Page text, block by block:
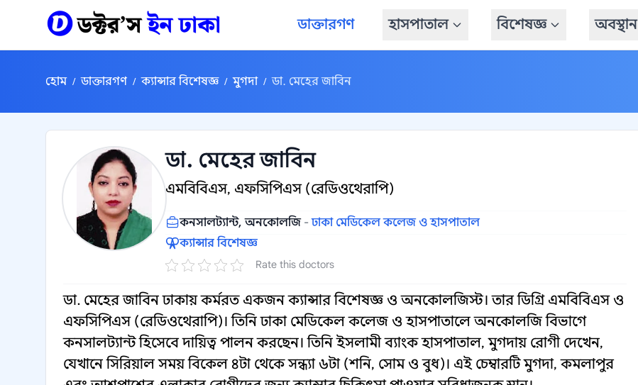
ডাক্তারগণ হাসপাতাল বিশেষজ্ঞ অবস্থান
হোম / ডাক্তারগণ / ক্যান্সার বিশেষজ্ঞ / মুগদা / ডা. মেহের জাবিন
ডা. মেহের জাবিন
এমবিবিএস, এফসিপিএস (রেডিওথেরাপি)
কনসালট্যান্ট, অনকোলজি -ঢাকা মেডিকেল কলেজ ও হাসপাতাল
ক্যান্সার বিশেষজ্ঞ
Rate this doctors
ডা. মেহের জাবিন ঢাকায় কর্মরত একজন ক্যান্সার বিশেষজ্ঞ ও অনকোলজিস্ট। তার ডিগ্রি এমবিবিএস ও
এফসিপিএস (রেডিওথেরাপি)। তিনি ঢাকা মেডিকেল কলেজ ও হাসপাতালে অনকোলজি বিভাগে
কনসালট্যান্ট হিসেবে দায়িত্ব পালন করছেন। তিনি ইসলামী ব্যাংক হাসপাতাল, মুগদায় রোগী দেখেন,
যেখানে সিরিয়াল সময় বিকেল ৪টা থেকে সন্ধ্যা ৬টা (শনি, সোম ও বুধ)। এই চেম্বারটি মুগদা, কমলাপুর